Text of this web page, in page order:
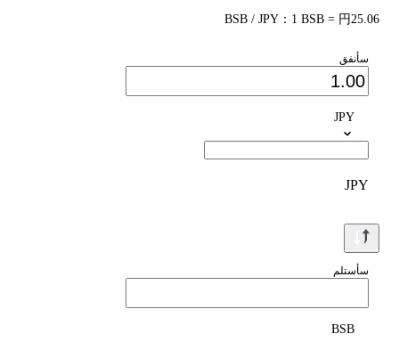
BSB / JPY：1 BSB = 円25.06
سأنفق
JPY
JPY
سأستلم
BSB